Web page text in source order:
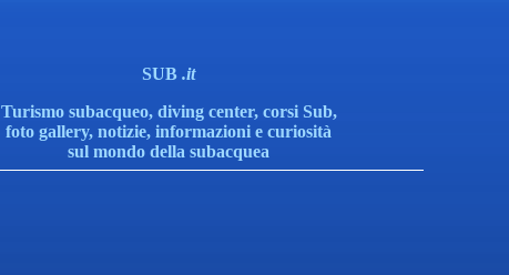
SUB .it
Turismo subacqueo, diving center, corsi Sub,
foto gallery, notizie, informazioni e curiosità
sul mondo della subacquea